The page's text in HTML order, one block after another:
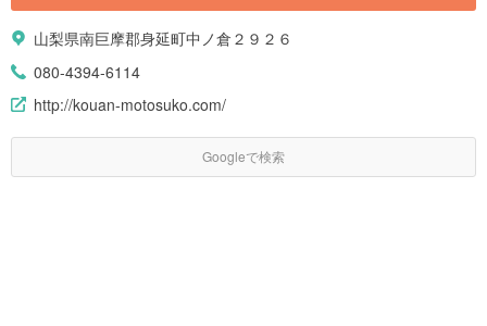
山梨県南巨摩郡身延町中ノ倉２９２６
080-4394-6114
http://kouan-motosuko.com/
Googleで検索